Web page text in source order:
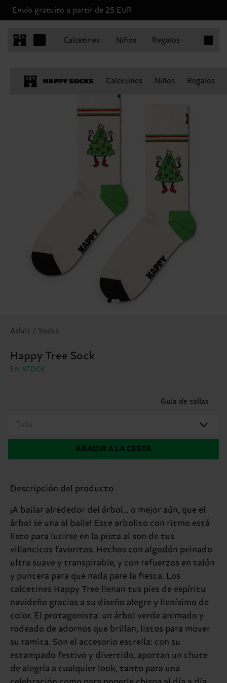
Envío gratuito a partir de 25 EUR
Calcetines Niños Regalos
Calcetines Niños Regalos
Adult / Socks
Happy Tree Sock
EN STOCK
Guía de tallas
Talla
AÑADIR A LA CESTA
Descripción del producto
¡A bailar alrededor del árbol… o mejor aún, que el
árbol se una al baile! Este arbolito con ritmo está
listo para lucirse en la pista al son de tus
villancicos favoritos. Hechos con algodón peinado
ultra suave y transpirable, y con refuerzos en talón
y puntera para que nada pare la fiesta. Los
calcetines Happy Tree llenan tus pies de espíritu
navideño gracias a su diseño alegre y llenísimo de
color. El protagonista: un árbol verde animado y
rodeado de adornos que brillan, listos para mover
su ramita. Son el accesorio estrella: con su
estampado festivo y divertido, aportan un chute
de alegría a cualquier look, tanto para una